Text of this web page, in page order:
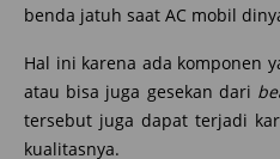
benda jatuh saat AC mobil
Hal ini karena ada komponen
atau bisa juga gesekan dari
tersebut juga dapat terjadi
kualitasnya.